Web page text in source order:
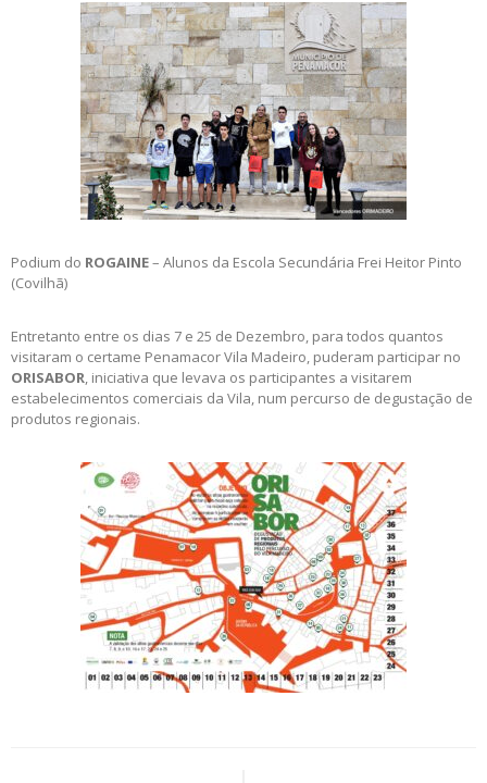
Podium do ROGAINE– Alunos da Escola Secundária Frei Heitor Pinto
(Covilhã)
Entretanto entre os dias 7 e 25 de Dezembro, para todos quantos
visitaram o certame Penamacor Vila Madeiro, puderam participar no
ORISABOR, iniciativa que levava os participantes a visitarem
estabelecimentos comerciais da Vila, num percurso de degustação de
produtos regionais.